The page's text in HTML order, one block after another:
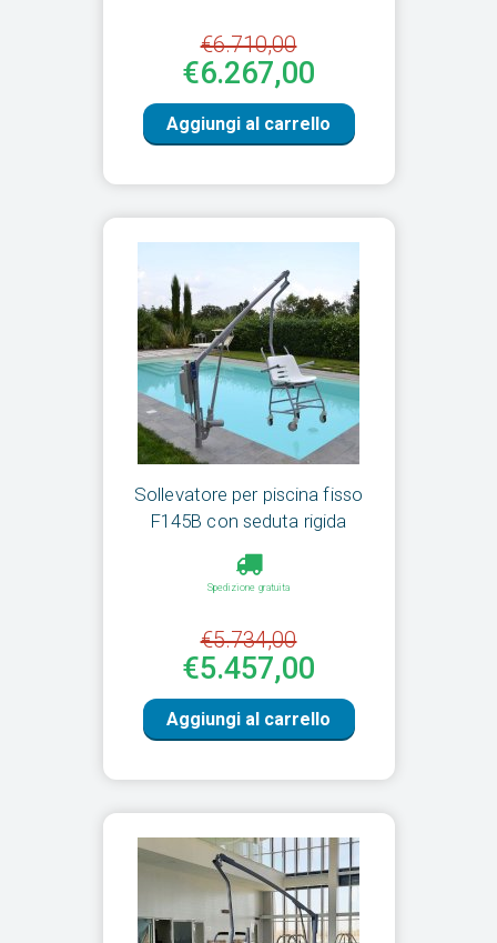
€6.710,00
€6.267,00
Aggiungi al carrello
Sollevatore per piscina fisso
F145B con seduta rigida
Spedizione gratuita
€5.734,00
€5.457,00
Aggiungi al carrello